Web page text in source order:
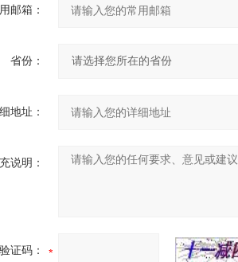
邮箱：
省份：
地址：
说明：
验证码：